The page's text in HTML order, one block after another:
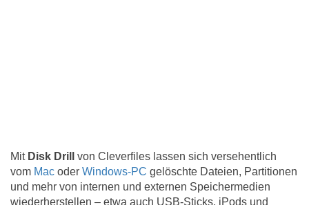
Mit Disk Drill
von Cleverfiles lassen sich versehentlich
vom Mac oder Windows-PC gelöschte Dateien, Partitionen
und mehr von internen und externen Speichermedien
wiederherstellen – etwa auch USB-Sticks, iPods und